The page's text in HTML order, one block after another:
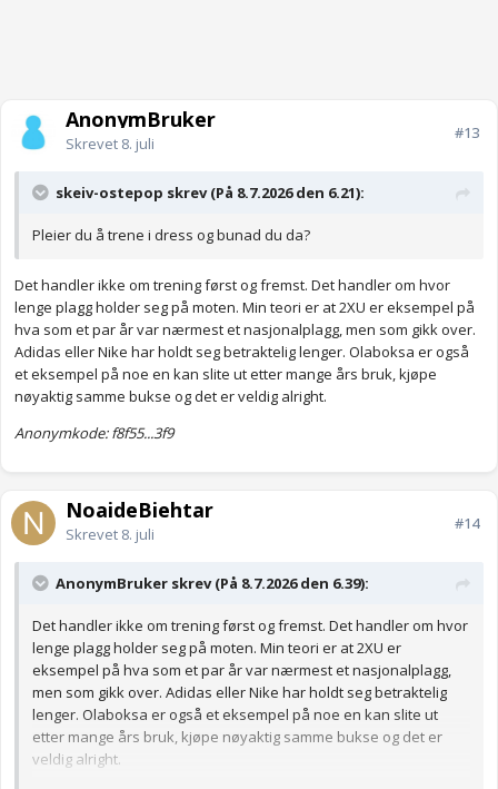
AnonymBruker
Skrevet 8. juli
#13
skeiv-ostepop skrev (På 8.7.2026 den 6.21):
Pleier du å trene i dress og bunad du da?
Det handler ikke om trening først og fremst. Det handler om hvor
lenge plagg holder seg på moten. Min teori er at 2XU er eksempel på
hva som et par år var nærmest et nasjonalplagg, men som gikk over.
Adidas eller Nike har holdt seg betraktelig lenger. Olaboksa er også
et eksempel på noe en kan slite ut etter mange års bruk, kjøpe
nøyaktig samme bukse og det er veldig alright.
Anonymkode: f8f55...3f9
NoaideBiehtar
Skrevet 8. juli
#14
AnonymBruker skrev (På 8.7.2026 den 6.39):
Det handler ikke om trening først og fremst. Det handler om hvor
lenge plagg holder seg på moten. Min teori er at 2XU er
eksempel på hva som et par år var nærmest et nasjonalplagg,
men som gikk over. Adidas eller Nike har holdt seg betraktelig
lenger. Olaboksa er også et eksempel på noe en kan slite ut
etter mange års bruk, kjøpe nøyaktig samme bukse og det er
veldig alright.